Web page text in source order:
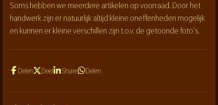
Soms hebben we meerdere artikelen op voorraad. Door het
handwerk zijn er natuurlijk altijd kleine oneffenheden mogelijk
en kunnen er kleine verschillen zijn t.o.v. de getoonde foto's.
Delen Deel Share Delen